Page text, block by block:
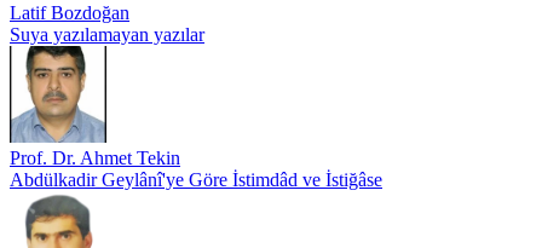
Latif Bozdoğan
Suya yazılamayan yazılar
Prof. Dr. Ahmet Tekin
Abdülkadir Geylânî'ye Göre İstimdâd ve İstiğâse